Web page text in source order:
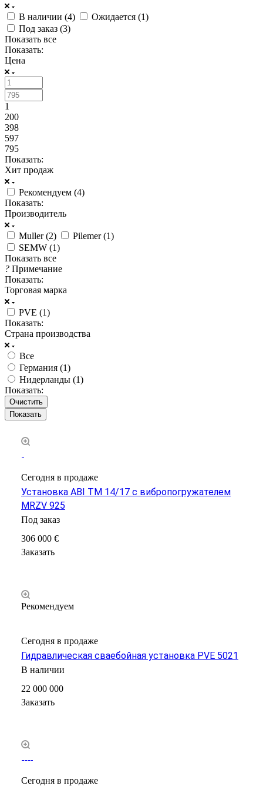
В наличии (4) Ожидается (1)
Под заказ (3)
Показать все
Показать:
Цена
1
200
398
597
795
Показать:
Хит продаж
Рекомендуем (4)
Показать:
Производитель
Muller (2) Pilemer (1)
SEMW (1)
Показать все
? Примечание
Показать:
Торговая марка
PVE (1)
Показать:
Страна производства
Все
Германия (1)
Нидерланды (1)
Показать:
Очистить
Сегодня в продаже
Установка ABI TM 14/17 c вибропогружателем
MRZV 925
Под заказ
306 000 €
Заказать
Рекомендуем
Сегодня в продаже
Гидравлическая сваебойная установка PVE 5021
В наличии
22 000 000
Заказать
Сегодня в продаже